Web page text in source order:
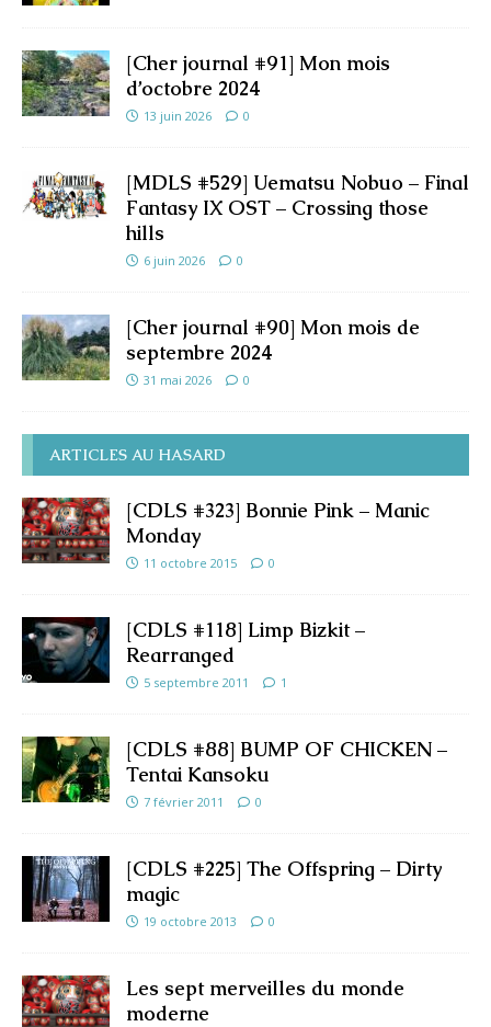
[Cher journal #91] Mon mois
d’octobre 2024
13 juin 2026 0
[MDLS #529] Uematsu Nobuo – Final
Fantasy IX OST – Crossing those
hills
6 juin 2026 0
[Cher journal #90] Mon mois de
septembre 2024
31 mai 2026 0
ARTICLES AU HASARD
[CDLS #323] Bonnie Pink – Manic
Monday
11 octobre 2015 0
[CDLS #118] Limp Bizkit –
Rearranged
5 septembre 2011 1
[CDLS #88] BUMP OF CHICKEN –
Tentai Kansoku
7 février 2011 0
[CDLS #225] The Offspring – Dirty
magic
19 octobre 2013 0
Les sept merveilles du monde
moderne